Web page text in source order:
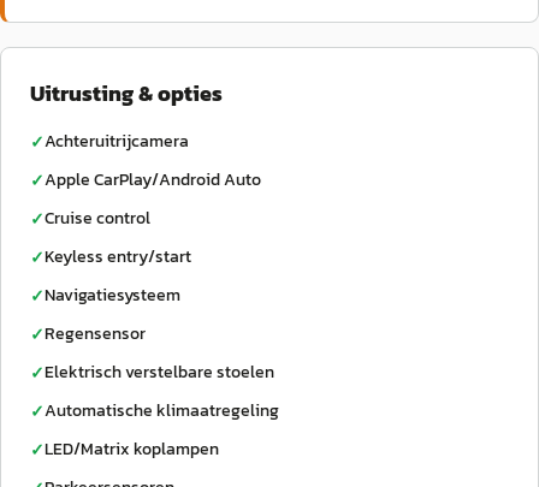
Uitrusting & opties
✓Achteruitrijcamera
✓Apple CarPlay/Android Auto
✓Cruise control
✓Keyless entry/start
✓Navigatiesysteem
✓Regensensor
✓Elektrisch verstelbare stoelen
✓Automatische klimaatregeling
✓LED/Matrix koplampen